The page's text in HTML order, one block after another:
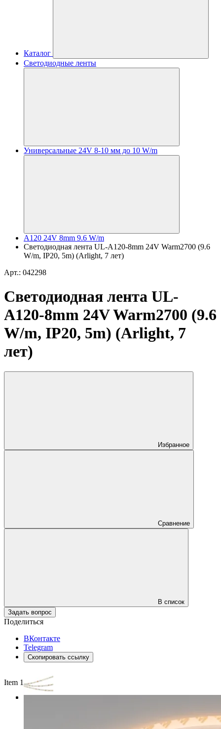
Каталог
Светодиодные ленты
Универсальные 24V 8-10 мм до 10 W/m
A120 24V 8mm 9.6 W/m
Светодиодная лента UL-A120-8mm 24V Warm2700 (9.6
W/m, IP20, 5m) (Arlight, 7 лет)
Арт.: 042298
Светодиодная лента UL-
A120-8mm 24V Warm2700 (9.6
W/m, IP20, 5m) (Arlight, 7
лет)
Избранное
Сравнение
В список
Задать вопрос
Поделиться
ВКонтакте
Telegram
Скопировать ссылку
Item 1 of 3